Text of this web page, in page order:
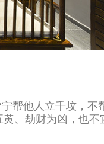
帮他人立千坟，不
、劫财为凶，也